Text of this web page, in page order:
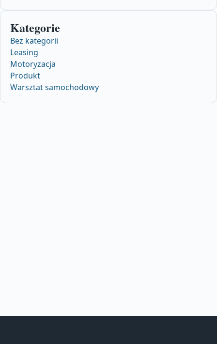
Kategorie
Bez kategorii
Leasing
Motoryzacja
Produkt
Warsztat samochodowy